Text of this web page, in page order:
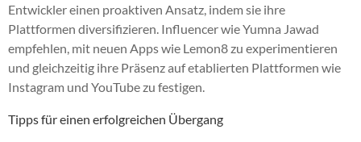
Entwickler einen proaktiven Ansatz, indem sie ihre
Plattformen diversifizieren. Influencer wie Yumna Jawad
empfehlen, mit neuen Apps wie Lemon8 zu experimentieren
und gleichzeitig ihre Präsenz auf etablierten Plattformen wie
Instagram und YouTube zu festigen.
Tipps für einen erfolgreichen Übergang